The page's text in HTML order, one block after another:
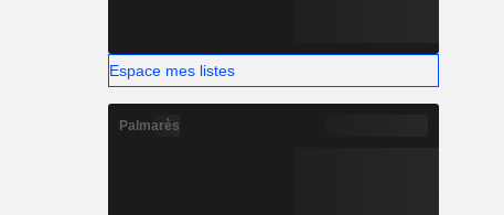
Espace mes listes
Palmarès